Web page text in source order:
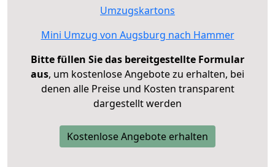
Umzugskartons
Mini Umzug von Augsburg nach Hammer
Bitte füllen Sie das bereitgestellte Formular
aus, um kostenlose Angebote zu erhalten, bei
denen alle Preise und Kosten transparent
dargestellt werden
Kostenlose Angebote erhalten